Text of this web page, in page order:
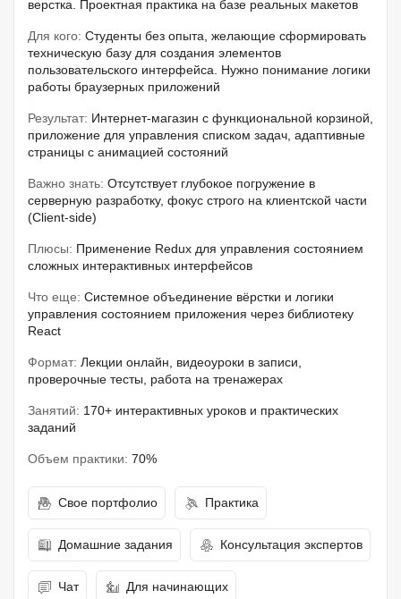
верстка. Проектная практика на базе реальных макетов
Для кого: Студенты без опыта, желающие сформировать
техническую базу для создания элементов
пользовательского интерфейса. Нужно понимание логики
работы браузерных приложений
Результат: Интернет-магазин с функциональной корзиной,
приложение для управления списком задач, адаптивные
страницы с анимацией состояний
Важно знать: Отсутствует глубокое погружение в
серверную разработку, фокус строго на клиентской части
(Client-side)
Плюсы: Применение Redux для управления состоянием
сложных интерактивных интерфейсов
Что еще: Системное объединение вёрстки и логики
управления состоянием приложения через библиотеку
React
Формат: Лекции онлайн, видеоуроки в записи,
проверочные тесты, работа на тренажерах
Занятий: 170+ интерактивных уроков и практических
заданий
Объем практики: 70%
Свое портфолио Практика
Домашние задания Консультация экспертов
Чат Для начинающих